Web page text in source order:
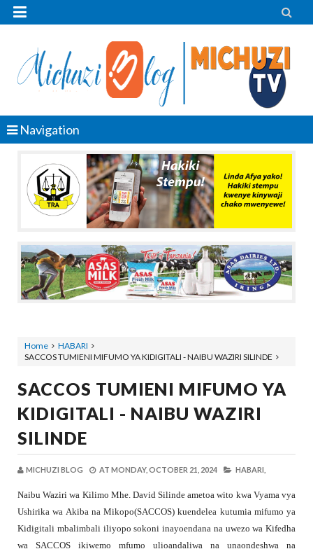
 
Navigation
Home
HABARI
SACCOS TUMIENI MIFUMO YA KIDIGITALI - NAIBU WAZIRI SILINDE
SACCOS TUMIENI MIFUMO YA
KIDIGITALI - NAIBU WAZIRI
SILINDE
MICHUZI BLOG AT MONDAY, OCTOBER 21, 2024 HABARI,
Naibu Waziri wa Kilimo Mhe. David Silinde ametoa wito kwa Vyama vya
Ushirika wa Akiba na Mikopo(SACCOS) kuendelea kutumia mifumo ya
Kidigitali mbalimbali iliyopo sokoni inayoendana na uwezo wa Kifedha
wa SACCOS ikiwemo mfumo ulioandaliwa na unaondeshwa na